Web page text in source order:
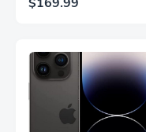
QHD, HDR10,
Panel IPS, AMD
FreeSync™ Premium,
Ecualizador Negro,
Cambio Automático de
Fuente,
LS27FG532ENXZA